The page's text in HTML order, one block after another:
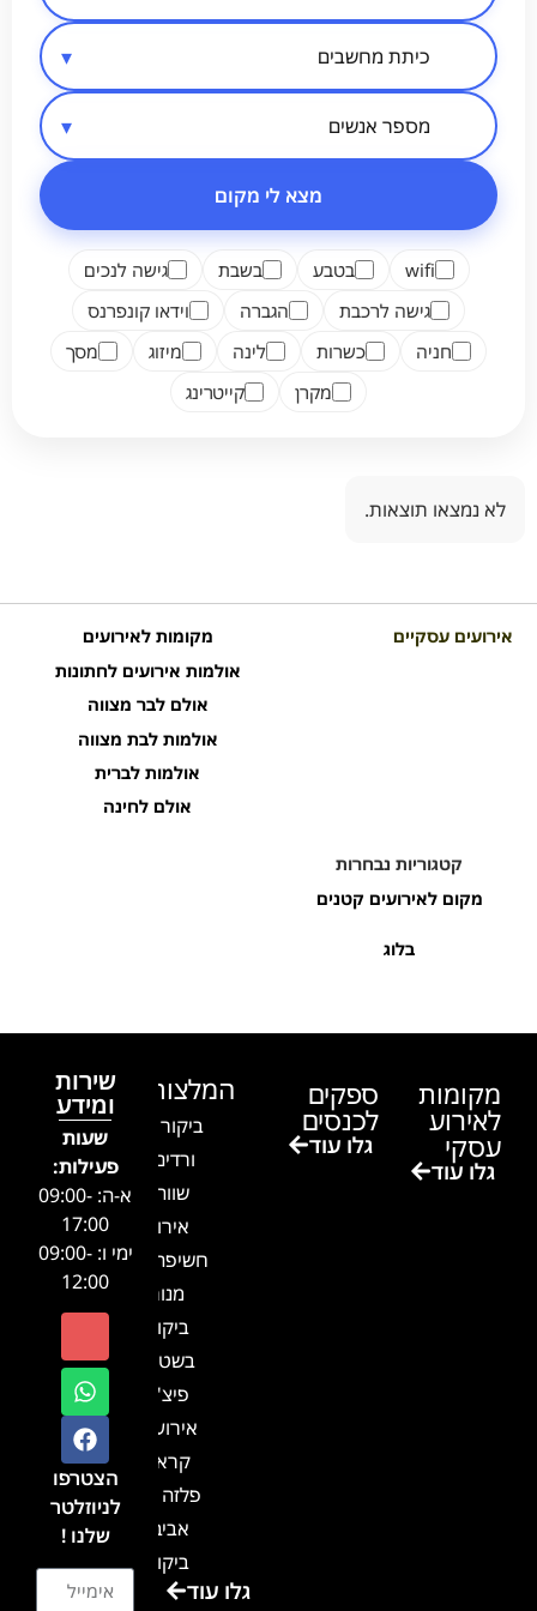
אזור בארץ
סיווג מקום
מספר אנשים
מצא לי מקום
wifi בטבע בשבת
גישה לנכים
גישה לרכבת
הגברה
וידאו קונפרנס
חניה
כשרות לינה מיזוג
מסך
מקרן
קייטרינג
לא נמצאו תוצאות.
אירועים עסקיים
מקומות לאירועים
אולמות אירועים לחתונות
אולם לבר מצווה
אולמות לבת מצווה
אולמות לברית
אולם לחינה
קטגוריות נבחרות
מקום לאירועים קטנים
בלוג
מקומות
לאירוע
עסקי
גלו עוד
ספקים
לכנסים
גלו עוד
המלצות
ביקור בגן
ורדים –
שווה!!
אירוע
חשיפה- זיו
מנור
ביקור
בשטח-
פיצ'ר
אירועים
קראון
פלזה תל
אביב-
ביקור
בכנסגלו עוד
שירות
ומידע
שעות
פעילות:
א-ה: 09:00-
17:00
ימי ו: 09:00-
12:00
הצטרפו
לניוזלטר
שלנו !